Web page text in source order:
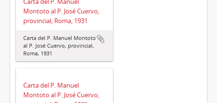
Montoto al P. José Cuervo,
provincial, Roma, 1931
Carta del P. Manuel Montoto
al P. José Cuervo, provincial,
Roma, 1931
Carta del P. Manuel
Montoto al P. José Cuervo,